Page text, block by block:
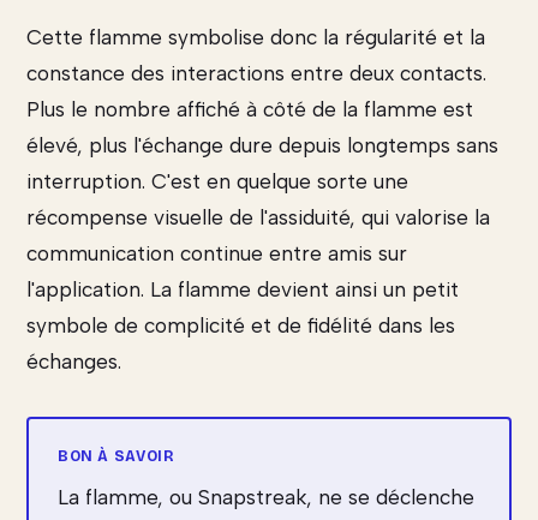
Cette flamme symbolise donc la régularité et la
constance des interactions entre deux contacts.
Plus le nombre affiché à côté de la flamme est
élevé, plus l'échange dure depuis longtemps sans
interruption. C'est en quelque sorte une
récompense visuelle de l'assiduité, qui valorise la
communication continue entre amis sur
l'application. La flamme devient ainsi un petit
symbole de complicité et de fidélité dans les
échanges.
La flamme, ou Snapstreak, ne se déclenche